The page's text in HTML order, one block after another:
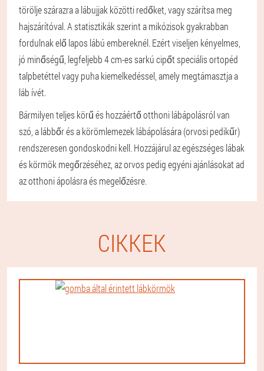
törölje szárazra a lábujjak közötti redőket, vagy szárítsa meg
hajszárítóval. A statisztikák szerint a mikózisok gyakrabban
fordulnak elő lapos lábú embereknél. Ezért viseljen kényelmes,
jó minőségű, legfeljebb 4 cm-es sarkú cipőt speciális ortopéd
talpbetéttel vagy puha kiemelkedéssel, amely megtámasztja a
láb ívét.
Bármilyen teljes körű és hozzáértő otthoni lábápolásról van
szó, a lábbőr és a körömlemezek lábápolására (orvosi pedikűr)
rendszeresen gondoskodni kell. Hozzájárul az egészséges lábak
és körmök megőrzéséhez, az orvos pedig egyéni ajánlásokat ad
az otthoni ápolásra és megelőzésre.
CIKKEK